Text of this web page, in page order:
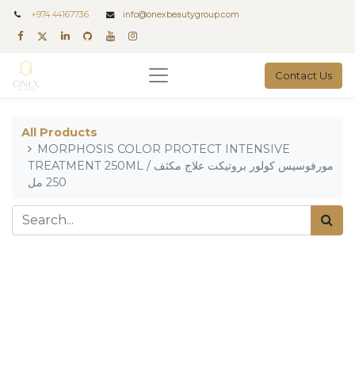
+974 44167736 info@onexbeautygroup.com
Contact Us
All Products
MORPHOSIS COLOR PROTECT INTENSIVE
TREATMENT 250ML / مورفوسيس كولور بروتيكت علاج مكثف
250 مل